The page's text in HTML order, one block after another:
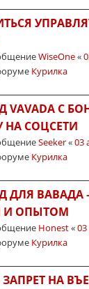
WiseOne«
Курилка
С
НА СОЦСЕТИ
Seeker«03
Курилка
ДЛЯ ВАВАДА
И ОПЫТОМ
Honest«03
Курилка
ЗАПРЕТ НА